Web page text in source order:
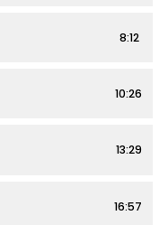
8:12
10:26
13:29
16:57